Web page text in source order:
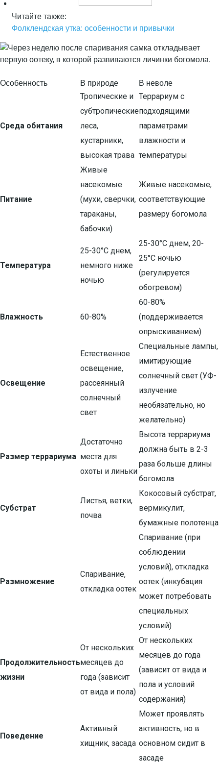
Читайте также:
Фолклендская утка: особенности и привычки
Особенность В природе В неволе
Среда обитания
Тропические и
субтропические
леса,
кустарники,
высокая трава
Террариум с
подходящими
параметрами
влажности и
температуры
Питание
Живые
насекомые
(мухи, сверчки,
тараканы,
бабочки)
Живые насекомые,
соответствующие
размеру богомола
Температура
25-30°C днем,
немного ниже
ночью
25-30°C днем, 20-
25°C ночью
(регулируется
обогревом)
Влажность 60-80%
60-80%
(поддерживается
опрыскиванием)
Освещение
Естественное
освещение,
рассеянный
солнечный
свет
Специальные лампы,
имитирующие
солнечный свет (УФ-
излучение
необязательно, но
желательно)
Размер террариума
Достаточно
места для
охоты и линьки
Высота террариума
должна быть в 2-3
раза больше длины
богомола
Субстрат
Листья, ветки,
почва
Кокосовый субстрат,
вермикулит,
бумажные полотенца
Размножение
Спаривание,
откладка оотек
Спаривание (при
соблюдении
условий), откладка
оотек (инкубация
может потребовать
специальных
условий)
Продолжительность
жизни
От нескольких
месяцев до
года (зависит
от вида и пола)
От нескольких
месяцев до года
(зависит от вида и
пола и условий
содержания)
Поведение
Активный
хищник, засада
Может проявлять
активность, но в
основном сидит в
засаде